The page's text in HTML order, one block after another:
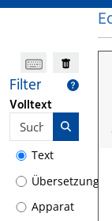
Filter
Volltext
Text
Übersetzung
Apparat